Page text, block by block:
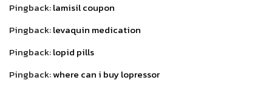
Pingback:lamisil coupon
Pingback:levaquin medication
Pingback:lopid pills
Pingback:where can i buy lopressor